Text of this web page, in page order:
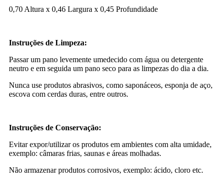
0,70 Altura x 0,46 Largura x 0,45 Profundidade
Instruções de Limpeza:
Passar um pano levemente umedecido com água ou detergente
neutro e em seguida um pano seco para as limpezas do dia a dia.
Nunca use produtos abrasivos, como saponáceos, esponja de aço,
escova com cerdas duras, entre outros.
Instruções de Conservação:
Evitar expor/utilizar os produtos em ambientes com alta umidade,
exemplo: câmaras frias, saunas e áreas molhadas.
Não armazenar produtos corrosivos, exemplo: ácido, cloro etc.